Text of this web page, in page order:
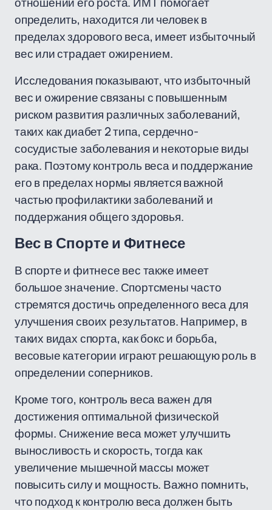
определить, находится ли человек в
пределах здорового веса, имеет избыточный
вес или страдает ожирением.
Исследования показывают, что избыточный
вес и ожирение связаны с повышенным
риском развития различных заболеваний,
таких как диабет 2 типа, сердечно-
сосудистые заболевания и некоторые виды
рака. Поэтому контроль веса и поддержание
его в пределах нормы является важной
частью профилактики заболеваний и
поддержания общего здоровья.
Вес в Спорте и Фитнесе
В спорте и фитнесе вес также имеет
большое значение. Спортсмены часто
стремятся достичь определенного веса для
улучшения своих результатов. Например, в
таких видах спорта, как бокс и борьба,
весовые категории играют решающую роль в
определении соперников.
Кроме того, контроль веса важен для
достижения оптимальной физической
формы. Снижение веса может улучшить
выносливость и скорость, тогда как
увеличение мышечной массы может
повысить силу и мощность. Важно помнить,
что подход к контролю веса должен быть